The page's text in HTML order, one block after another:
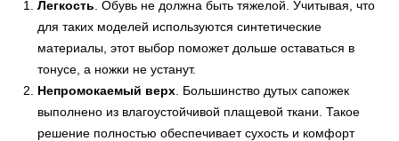
Легкость . Обувь не должна быть тяжелой. Учитывая, что
для таких моделей используются синтетические
материалы, этот выбор поможет дольше оставаться в
тонусе, а ножки не устанут.
Непромокаемый верх . Большинство дутых сапожек
выполнено из влагоустойчивой плащевой ткани. Такое
решение полностью обеспечивает сухость и комфорт